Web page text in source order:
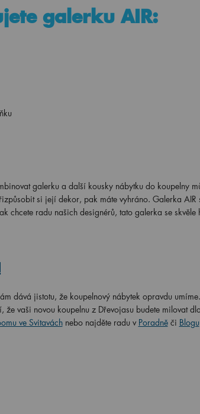
galerku AIR:
galerku a další kousky nábytku do koupelny
si její dekor, pak máte vyhráno. Galerka AIR
chcete radu našich designérů, tato galerka se skvěle
dává jistotu, že koupelnový nábytek opravdu
vaši novou koupelnu z Dřevojasu budete milovat
ve Svitavách nebo najděte radu v Poradně či Blogu